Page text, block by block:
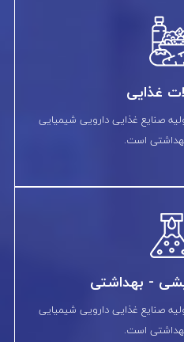
غذایی
صنایع غذایی دارویی شیمیایی
است.
- بهداشتی
صنایع غذایی دارویی شیمیایی
است.